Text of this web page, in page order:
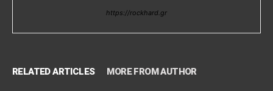
https://rockhard.gr
RELATED ARTICLES MORE FROM AUTHOR